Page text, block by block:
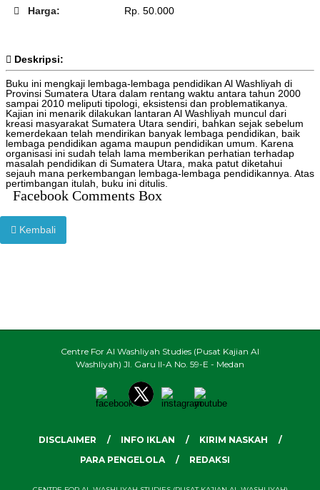
Harga:
Rp. 50.000
Deskripsi:
Buku ini mengkaji lembaga-lembaga pendidikan Al Washliyah di
Provinsi Sumatera Utara dalam rentang waktu antara tahun 2000
sampai 2010 meliputi tipologi, eksistensi dan problematikanya.
Kajian ini menarik dilakukan lantaran Al Washliyah muncul dari
kreasi masyarakat Sumatera Utara sendiri, bahkan sejak sebelum
kemerdekaan telah mendirikan banyak lembaga pendidikan, baik
lembaga pendidikan agama maupun pendidikan umum. Karena
organisasi ini sudah telah lama memberikan perhatian terhadap
masalah pendidikan di Sumatera Utara, maka patut diketahui
sejauh mana perkembangan lembaga-lembaga pendidikannya. Atas
pertimbangan itulah, buku ini ditulis.
Facebook Comments Box
Kembali
Centre For Al Washliyah Studies (Pusat Kajian Al
Washliyah) Jl. Garu II-A No. 59-E - Medan
DISCLAIMER INFO IKLAN
KIRIM NASKAH
PARA PENGELOLA
REDAKSI